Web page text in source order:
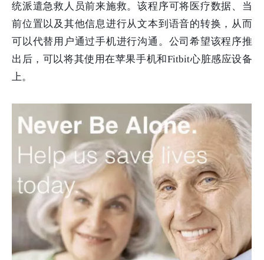
统派遣急救人员前来施救。该程序可将医疗数据、当
前位置以及其他信息进行从文本到语音的转换，从而
可以代替用户通过手机进行沟通。公司希望该程序推
出后，可以将其使用在苹果手机和Fitbit心脏感应设备
上。